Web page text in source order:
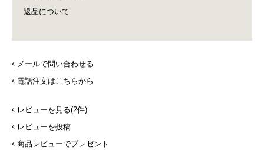
返品について
メールで問い合わせる
電話注文はこちらから
レビューを見る(2件)
レビューを投稿
商品レビューでプレゼント